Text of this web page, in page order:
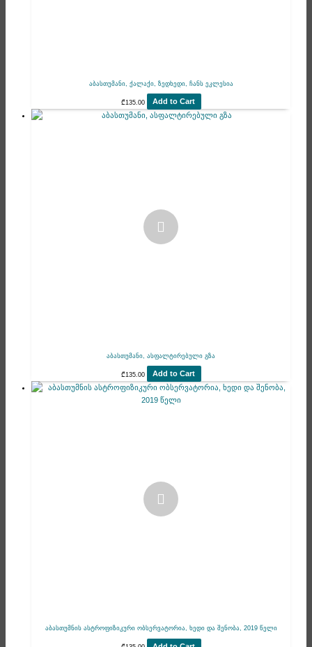
აბასთუმანი, ქალაქი, ზედხედი, ჩანს ეკლესია
₾135.00 Add to Cart
აბასთუმანი, ასფალტირებული გზა
₾135.00 Add to Cart
აბასთუმნის ასტროფიზიკური ობსერვატორია, ხედი და შენობა, 2019 წელი